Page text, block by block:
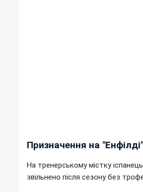
Призначення на
На тренерському містку
звільнено після сезону без